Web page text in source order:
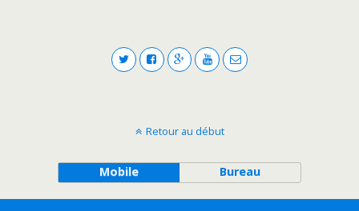
Retour au début
Mobile Bureau